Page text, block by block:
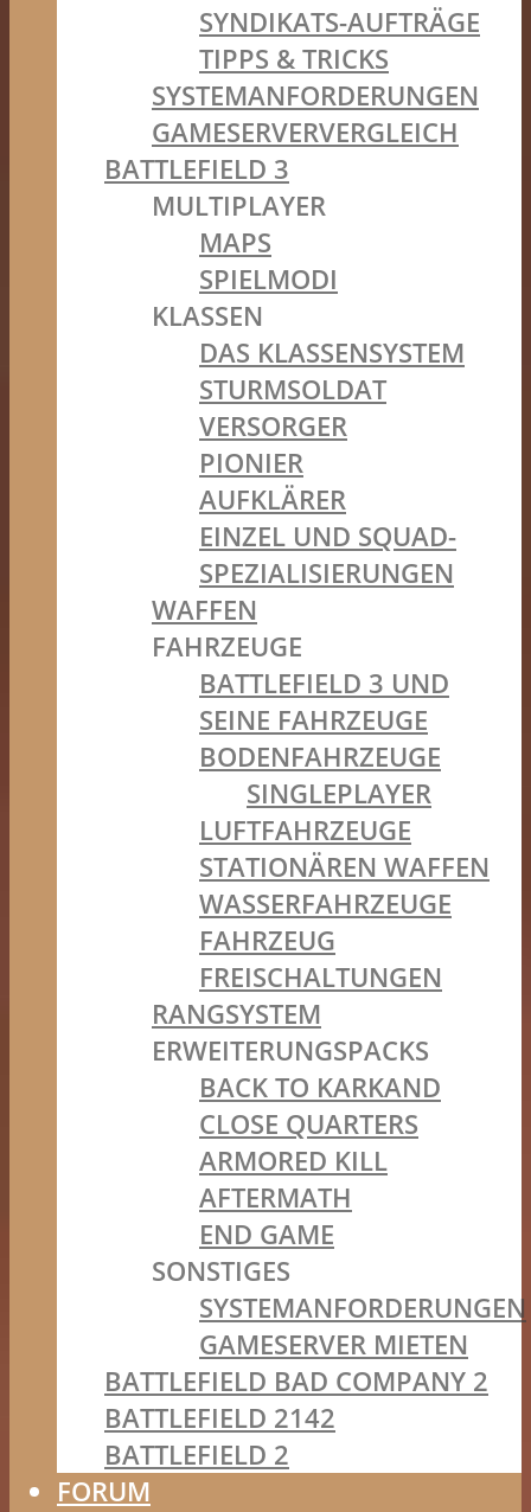
SYNDIKATS-AUFTRÄGE
TIPPS & TRICKS
SYSTEMANFORDERUNGEN
GAMESERVERVERGLEICH
BATTLEFIELD 3
MULTIPLAYER
MAPS
SPIELMODI
KLASSEN
DAS KLASSENSYSTEM
STURMSOLDAT
VERSORGER
PIONIER
AUFKLÄRER
EINZEL UND SQUAD-
SPEZIALISIERUNGEN
WAFFEN
FAHRZEUGE
BATTLEFIELD 3 UND
SEINE FAHRZEUGE
BODENFAHRZEUGE
SINGLEPLAYER
LUFTFAHRZEUGE
STATIONÄREN WAFFEN
WASSERFAHRZEUGE
FAHRZEUG
FREISCHALTUNGEN
RANGSYSTEM
ERWEITERUNGSPACKS
BACK TO KARKAND
CLOSE QUARTERS
ARMORED KILL
AFTERMATH
END GAME
SONSTIGES
SYSTEMANFORDERUNGEN
GAMESERVER MIETEN
BATTLEFIELD BAD COMPANY 2
BATTLEFIELD 2142
BATTLEFIELD 2
FORUM